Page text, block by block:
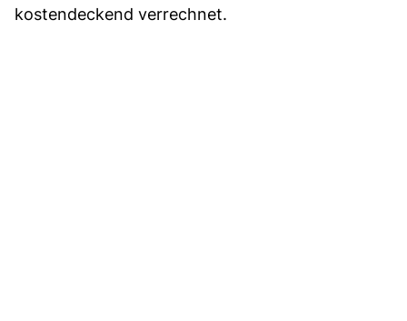
kostendeckend verrechnet.